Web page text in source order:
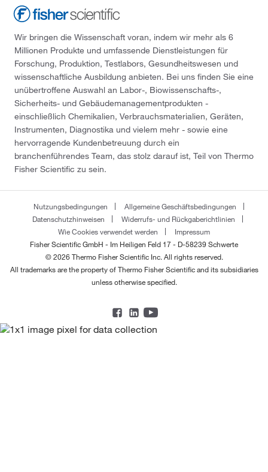
Wir bringen die Wissenschaft voran, indem wir mehr als 6
Millionen Produkte und umfassende Dienstleistungen für
Forschung, Produktion, Testlabors, Gesundheitswesen und
wissenschaftliche Ausbildung anbieten. Bei uns finden Sie eine
unübertroffene Auswahl an Labor-, Biowissenschafts-,
Sicherheits- und Gebäudemanagementprodukten -
einschließlich Chemikalien, Verbrauchsmaterialien, Geräten,
Instrumenten, Diagnostika und vielem mehr - sowie eine
hervorragende Kundenbetreuung durch ein
branchenführendes Team, das stolz darauf ist, Teil von Thermo
Fisher Scientific zu sein.
Nutzungsbedingungen
Allgemeine Geschäftsbedingungen
Datenschutzhinweisen
Widerrufs- und Rückgaberichtlinien
Wie Cookies verwendet werden
Impressum
Fisher Scientific GmbH - Im Heiligen Feld 17 - D-58239 Schwerte
© 2026 Thermo Fisher Scientific Inc. All rights reserved.
All trademarks are the property of Thermo Fisher Scientific and its subsidiaries
unless otherwise specified.